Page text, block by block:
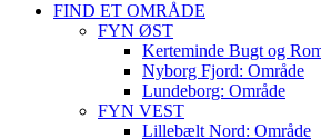
FIND ET OMRÅDE
FYN ØST
Kerteminde Bugt og
Nyborg Fjord: Område
Lundeborg: Område
FYN VEST
Lillebælt Nord: Område